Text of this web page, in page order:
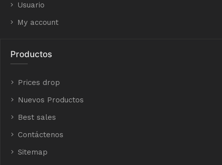
Usuario
My account
Productos
Prices drop
Nuevos Productos
Best sales
Contáctenos
Sitemap